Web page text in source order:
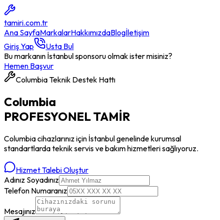
tamiri.com.tr
Ana SayfaMarkalarHakkımızdaBlogİletişim
Giriş Yap
Usta Bul
Bu markanın İstanbul sponsoru olmak ister misiniz?
Hemen Başvur
ColumbiaTeknik Destek Hattı
Columbia
PROFESYONELTAMİR
Columbiacihazlarınız için İstanbul genelinde kurumsal
standartlarda teknik servis ve bakım hizmetleri sağlıyoruz.
Hizmet Talebi Oluştur
Adınız Soyadınız
Telefon Numaranız
Mesajınız